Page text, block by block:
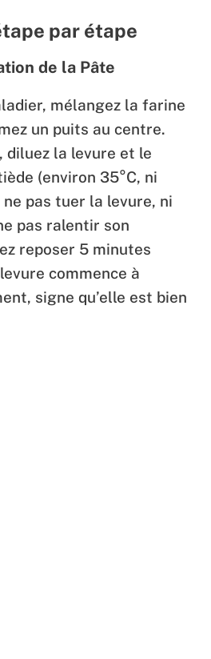
par étape
de la Pâte
mélangez la farine
un puits au centre.
diluez la levure et le
(environ 35°C, ni
pas tuer la levure, ni
pas ralentir son
reposer 5 minutes
commence à
signe qu’elle est bien